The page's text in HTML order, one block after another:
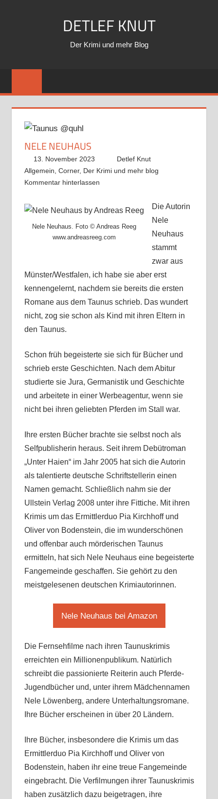
DETLEF KNUT
Der Krimi und mehr Blog
NELE NEUHAUS
13. November 2023
Detlef Knut
Allgemein, Corner, Der Krimi und mehr blog
Kommentar hinterlassen
Nele Neuhaus. Foto © Andreas Reeg
www.andreasreeg.com
Die Autorin
Nele
Neuhaus
stammt
zwar aus
Münster/Westfalen, ich habe sie aber erst
kennengelernt, nachdem sie bereits die ersten
Romane aus dem Taunus schrieb. Das wundert
nicht, zog sie schon als Kind mit ihren Eltern in
den Taunus.
Schon früh begeisterte sie sich für Bücher und
schrieb erste Geschichten. Nach dem Abitur
studierte sie Jura, Germanistik und Geschichte
und arbeitete in einer Werbeagentur, wenn sie
nicht bei ihren geliebten Pferden im Stall war.
Ihre ersten Bücher brachte sie selbst noch als
Selfpublisherin heraus. Seit ihrem Debütroman
„Unter Haien“ im Jahr 2005 hat sich die Autorin
als talentierte deutsche Schriftstellerin einen
Namen gemacht. Schließlich nahm sie der
Ullstein Verlag 2008 unter ihre Fittiche. Mit ihren
Krimis um das Ermittlerduo Pia Kirchhoff und
Oliver von Bodenstein, die im wunderschönen
und offenbar auch mörderischen Taunus
ermitteln, hat sich Nele Neuhaus eine begeisterte
Fangemeinde geschaffen. Sie gehört zu den
meistgelesenen deutschen Krimiautorinnen.
Nele Neuhaus bei Amazon
Die Fernsehfilme nach ihren Taunuskrimis
erreichten ein Millionenpublikum. Natürlich
schreibt die passionierte Reiterin auch Pferde-
Jugendbücher und, unter ihrem Mädchennamen
Nele Löwenberg, andere Unterhaltungsromane.
Ihre Bücher erscheinen in über 20 Ländern.
Ihre Bücher, insbesondere die Krimis um das
Ermittlerduo Pia Kirchhoff und Oliver von
Bodenstein, haben ihr eine treue Fangemeinde
eingebracht. Die Verfilmungen ihrer Taunuskrimis
haben zusätzlich dazu beigetragen, ihre